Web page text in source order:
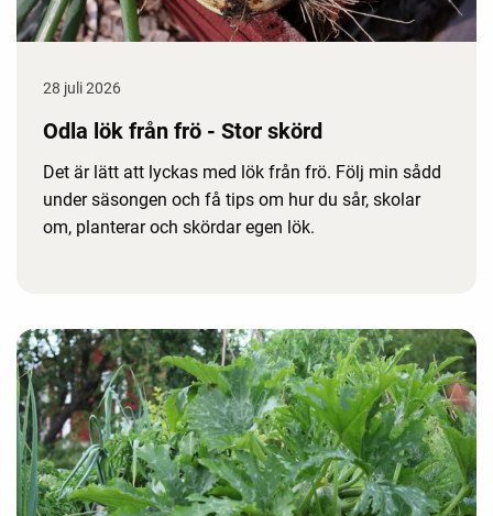
28 juli 2026
Odla lök från frö - Stor skörd
Det är lätt att lyckas med lök från frö. Följ min sådd
under säsongen och få tips om hur du sår, skolar
om, planterar och skördar egen lök.